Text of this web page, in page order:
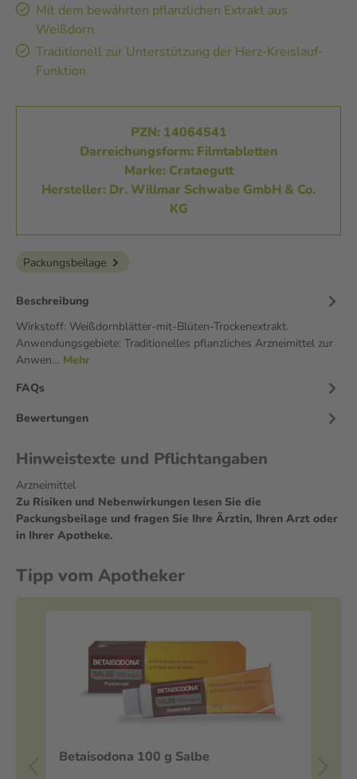
Mit dem bewährten pflanzlichen Extrakt aus
Weißdorn
Traditionell zur Unterstützung der Herz-Kreislauf-
Funktion
PZN: 14064541
Darreichungsform: Filmtabletten
Marke: Crataegutt
Hersteller: Dr. Willmar Schwabe GmbH & Co.
KG
Packungsbeilage
Beschreibung
Wirkstoff: Weißdornblätter-mit-Blüten-Trockenextrakt.
Anwendungsgebiete: Traditionelles pflanzliches Arzneimittel zur
Anwen… Mehr
FAQs
Bewertungen
Hinweistexte und Pflichtangaben
Arzneimittel
Zu Risiken und Nebenwirkungen lesen Sie die
Packungsbeilage und fragen Sie Ihre Ärztin, Ihren Arzt oder
in Ihrer Apotheke.
Tipp vom Apotheker
Betaisodona 100 g Salbe